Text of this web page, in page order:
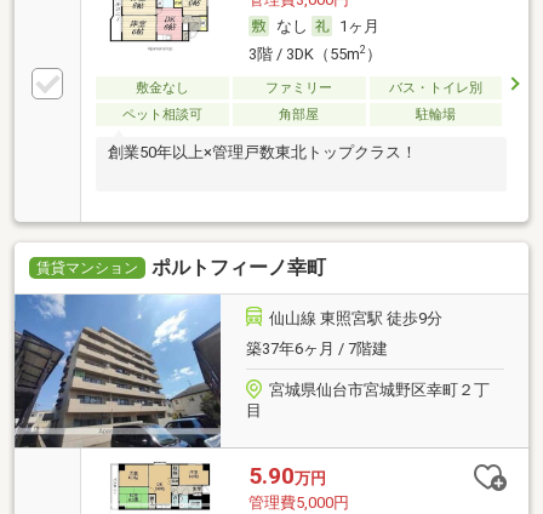
なし
1ヶ月
3階 / 3DK（55m2）
敷金なし ファミリー
バス・トイレ別
ペット相談可
角部屋 駐輪場
創業50年以上×管理戸数東北トップクラス！
賃貸マンション ポルトフィーノ幸町
仙山線 東照宮駅 徒歩9分
築37年6ヶ月 / 7階建
宮城県仙台市宮城野区幸町２丁
目
5.90万円
管理費5,000円